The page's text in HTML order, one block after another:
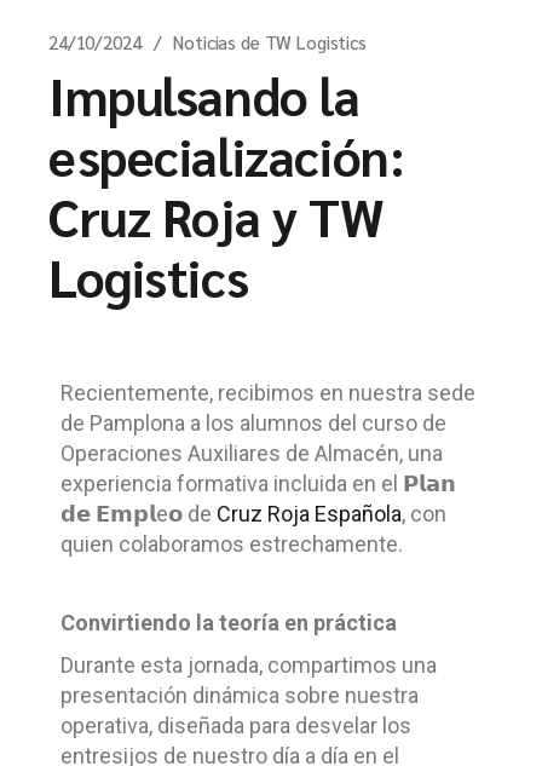
24/10/2024 Noticias de TW Logistics
Impulsando la
especialización:
Cruz Roja y TW
Logistics
Recientemente, recibimos en nuestra sede
de Pamplona a los alumnos del curso de
Operaciones Auxiliares de Almacén, una
experiencia formativa incluida en el 𝗣𝗹𝗮𝗻
𝗱𝗲 𝗘𝗺𝗽𝗹e𝗼 de Cruz Roja Española, con
quien colaboramos estrechamente.
Convirtiendo la teoría en práctica
Durante esta jornada, compartimos una
presentación dinámica sobre nuestra
operativa, diseñada para desvelar los
entresijos de nuestro día a día en el